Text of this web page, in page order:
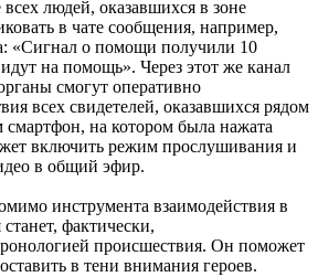
людей, оказавшихся в зоне
в чате сообщения, например,
«Сигнал о помощи получили 10
на помощь». Через этот же канал
смогут оперативно
всех свидетелей, оказавшихся рядом
на котором была нажата
включить режим прослушивания и
в общий эфир.
инструмента взаимодействия в
фактически,
происшествия. Он поможет
в тени внимания героев.